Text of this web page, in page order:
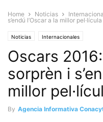
Home Noticias
s’endú l’Oscar a la millor pel·lícula
Noticias Internacionales
Oscars 2016:
sorprèn i
millor
By Agencia Informativa